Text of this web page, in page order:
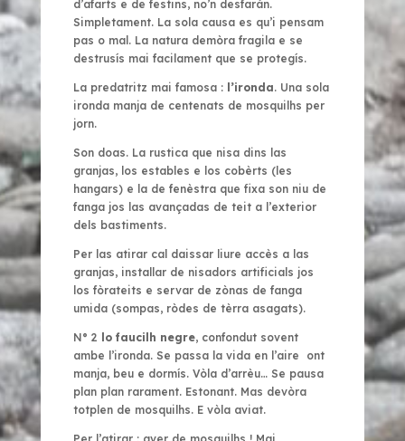
d’afarts e de festins, no’n desfaràn.
Simpletament. La sola causa es qu’i pensam
pas o mal. La natura demòra fragila e se
destrusís mai facilament que se protegís.
La predatritz mai famosa : l’ironda. Una sola
ironda manja de centenats de mosquilhs per
jorn.
Son doas. La rustica que nisa dins las
granjas, los estables e los cobèrts (les
hangars) e la de fenèstra que fixa son niu de
fanga jos las avançadas de teit a l’exterior
dels bastiments.
Per las atirar cal daissar liure accès a las
granjas, installar de nisadors artificials jos
los fòrateits e servar de zònas de fanga
umida (sompas, ròdes de tèrra asagats).
N° 2 lo faucilh negre, confondut sovent
ambe l’ironda. Se passa la vida en l’aire ont
manja, beu e dormís. Vòla d’arrèu… Se pausa
plan plan rarament. Estonant. Mas devòra
totplen de mosquilhs. E vòla aviat.